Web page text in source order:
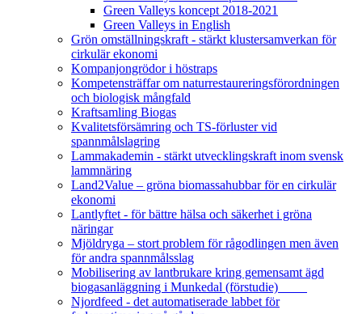
Green Valleys koncept 2018-2021
Green Valleys in English
Grön omställningskraft - stärkt klustersamverkan för
cirkulär ekonomi
Kompanjongrödor i höstraps
Kompetensträffar om naturrestaureringsförordningen
och biologisk mångfald
Kraftsamling Biogas
Kvalitetsförsämring och TS-förluster vid
spannmålslagring
Lammakademin - stärkt utvecklingskraft inom svensk
lammnäring
Land2Value – gröna biomassahubbar för en cirkulär
ekonomi
Lantlyftet - för bättre hälsa och säkerhet i gröna
näringar
Mjöldryga – stort problem för rågodlingen men även
för andra spannmålsslag
Mobilisering av lantbrukare kring gemensamt ägd
biogasanläggning i Munkedal (förstudie)
Njordfeed - det automatiserade labbet för